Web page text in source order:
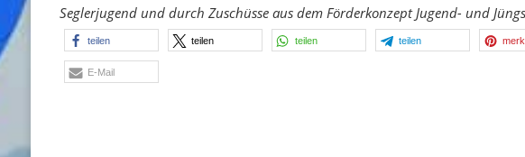
Seglerjugend und durch Zuschüsse aus dem Förderkonzept Jugend- und
teilen teilen teilen teilen
E-Mail